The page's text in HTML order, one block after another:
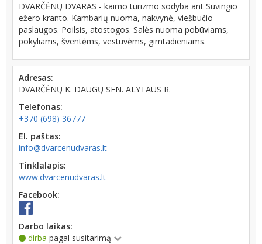
DVARČĖNŲ DVARAS - kaimo turizmo sodyba ant Suvingio
ežero kranto. Kambarių nuoma, nakvynė, viešbučio
paslaugos. Poilsis, atostogos. Salės nuoma pobūviams,
pokyliams, šventėms, vestuvėms, gimtadieniams.
Adresas:
DVARČĖNŲ K. DAUGŲ SEN. ALYTAUS R.
Telefonas:
+370 (698) 36777
El. paštas:
info@dvarcenudvaras.lt
Tinklalapis:
www.dvarcenudvaras.lt
Facebook:
Darbo laikas:
dirba pagal susitarimą